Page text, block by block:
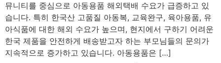
뮤니티를 중심으로 아동용품 해외택배 수요가 급증하고 있
습니다. 특히 한국산 고품질 아동복, 교육완구, 육아용품, 유
아식품에 대한 해외 수요가 높으며, 현지에서 구하기 어려운
한국 제품을 안전하게 배송받고자 하는 부모님들의 문의가
지속적으로 증가하고 있습니다. 아동용품은 […]